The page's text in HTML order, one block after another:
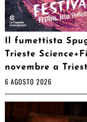
Il fumettista
Trieste
novembre a
6 AGOSTO 2026